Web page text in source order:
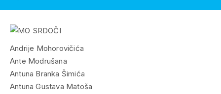
Andrije Mohorovičića
Ante Modrušana
Antuna Branka Šimića
Antuna Gustava Matoša